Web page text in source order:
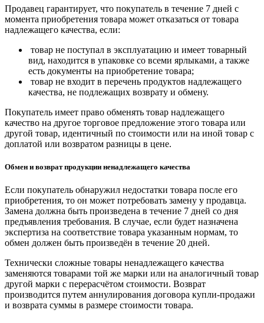
Продавец гарантирует, что покупатель в течение 7 дней с
момента приобретения товара может отказаться от товара
надлежащего качества, если:
товар не поступал в эксплуатацию и имеет товарный
вид, находится в упаковке со всеми ярлыками, а также
есть документы на приобретение товара;
товар не входит в перечень продуктов надлежащего
качества, не подлежащих возврату и обмену.
Покупатель имеет право обменять товар надлежащего
качество на другое торговое предложение этого товара или
другой товар, идентичный по стоимости или на иной товар с
доплатой или возвратом разницы в цене.
Обмен и возврат продукции ненадлежащего качества
Если покупатель обнаружил недостатки товара после его
приобретения, то он может потребовать замену у продавца.
Замена должна быть произведена в течение 7 дней со дня
предъявления требования. В случае, если будет назначена
экспертиза на соответствие товара указанным нормам, то
обмен должен быть произведён в течение 20 дней.
Технически сложные товары ненадлежащего качества
заменяются товарами той же марки или на аналогичный товар
другой марки с перерасчётом стоимости. Возврат
производится путем аннулирования договора купли-продажи
и возврата суммы в размере стоимости товара.